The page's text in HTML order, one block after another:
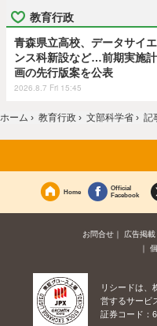
教育行政
青森県立高校、データサイエ
ンス科新設など…前期実施計
画の先行版案を公表
2026.8.7 Fri 15:45
ホーム › 教育行政 › 文部科学省 › 記
Home
Official
Facebook
お問合せ 広告掲載
リシードは、
営するサービ
証券コード：